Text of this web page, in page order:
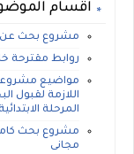
اقسام
مشروع بحث عن
روابط مقترحة
مواضيع
اللازمة لقبول
المرحلة الابتدائية
مجانى